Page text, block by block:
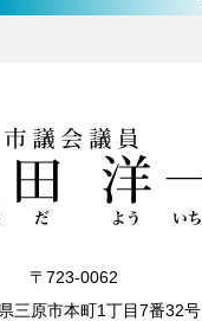
〒723-0062
三原市本町1丁目7番32号